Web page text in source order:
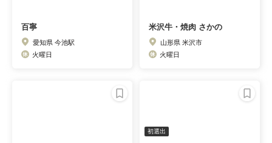
百寧
愛知県 今池駅
火曜日
米沢牛・焼肉 さかの
山形県 米沢市
火曜日
初選出